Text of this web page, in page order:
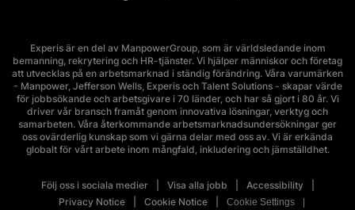
Experis är en del av ManpowerGroup, som är världsledande inom
bemanning, rekrytering och HR-tjänster. Vi hjälper människor och företag
att utvecklas på en arbetsmarknad i ständig förändring. Våra varumärken
- Manpower, Jefferson Wells, Experis och Talent Solutions - skapar värde
för jobbsökande och arbetsgivare i 70 länder, och har så gjort i 80 år. Vi
driver vår bransch framåt genom innovativa lösningar, verktyg och
samarbeten. Våra återkommande arbetsmarknadsundersökningar ger
oss ovärderlig kunskap som vi gärna delar med oss av. Vi är erkända
globalt för vårt arbete inom mångfald, inkludering och jämställdhet.
Följ oss i sociala medier Visa alla jobb
Accessibility
Privacy Notice
Cookie Notice Cookie Settings